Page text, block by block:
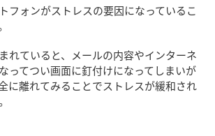
フォンがストレスの要因になっているこ
れていると、メールの内容やインターネ
ってつい画面に釘付けになってしまいが
に離れてみることでストレスが緩和され